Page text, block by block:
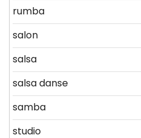
rumba
salon
salsa
salsa danse
samba
studio